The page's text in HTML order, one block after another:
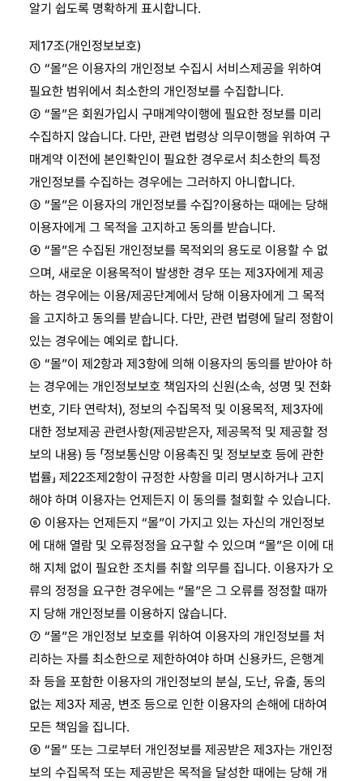
알기 쉽도록 명확하게 표시합니다.
제17조(개인정보보호)
① “몰”은 이용자의 개인정보 수집시 서비스제공을 위하여
필요한 범위에서 최소한의 개인정보를 수집합니다.
② “몰”은 회원가입시 구매계약이행에 필요한 정보를 미리
수집하지 않습니다. 다만, 관련 법령상 의무이행을 위하여 구
매계약 이전에 본인확인이 필요한 경우로서 최소한의 특정
개인정보를 수집하는 경우에는 그러하지 아니합니다.
③ “몰”은 이용자의 개인정보를 수집?이용하는 때에는 당해
이용자에게 그 목적을 고지하고 동의를 받습니다.
④ “몰”은 수집된 개인정보를 목적외의 용도로 이용할 수 없
으며, 새로운 이용목적이 발생한 경우 또는 제3자에게 제공
하는 경우에는 이용/제공단계에서 당해 이용자에게 그 목적
을 고지하고 동의를 받습니다. 다만, 관련 법령에 달리 정함이
있는 경우에는 예외로 합니다.
⑤ “몰”이 제2항과 제3항에 의해 이용자의 동의를 받아야 하
는 경우에는 개인정보보호 책임자의 신원(소속, 성명 및 전화
번호, 기타 연락처), 정보의 수집목적 및 이용목적, 제3자에
대한 정보제공 관련사항(제공받은자, 제공목적 및 제공할 정
보의 내용) 등 「정보통신망 이용촉진 및 정보보호 등에 관한
법률」 제22조제2항이 규정한 사항을 미리 명시하거나 고지
해야 하며 이용자는 언제든지 이 동의를 철회할 수 있습니다.
⑥ 이용자는 언제든지 “몰”이 가지고 있는 자신의 개인정보
에 대해 열람 및 오류정정을 요구할 수 있으며 “몰”은 이에 대
해 지체 없이 필요한 조치를 취할 의무를 집니다. 이용자가 오
류의 정정을 요구한 경우에는 “몰”은 그 오류를 정정할 때까
지 당해 개인정보를 이용하지 않습니다.
⑦ “몰”은 개인정보 보호를 위하여 이용자의 개인정보를 처
리하는 자를 최소한으로 제한하여야 하며 신용카드, 은행계
좌 등을 포함한 이용자의 개인정보의 분실, 도난, 유출, 동의
없는 제3자 제공, 변조 등으로 인한 이용자의 손해에 대하여
모든 책임을 집니다.
⑧ “몰” 또는 그로부터 개인정보를 제공받은 제3자는 개인정
보의 수집목적 또는 제공받은 목적을 달성한 때에는 당해 개